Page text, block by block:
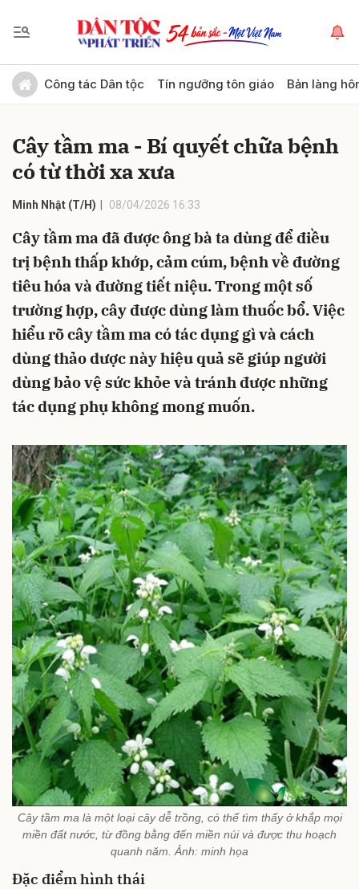
Công tác Dân tộc Tín ngưỡng tôn giáo Bản làng
Cây tầm ma - Bí quyết chữa bệnh
có từ thời xa xưa
Minh Nhật (T/H) 08/04/2026 16:33
Cây tầm ma đã được ông bà ta dùng để điều
trị bệnh thấp khớp, cảm cúm, bệnh về đường
tiêu hóa và đường tiết niệu. Trong một số
trường hợp, cây được dùng làm thuốc bổ. Việc
hiểu rõ cây tầm ma có tác dụng gì và cách
dùng thảo dược này hiệu quả sẽ giúp người
dùng bảo vệ sức khỏe và tránh được những
tác dụng phụ không mong muốn.
Cây tầm ma là một loại cây dễ trồng, có thể tìm thấy ở khắp mọi
miền đất nước, từ đồng bằng đến miền núi và được thu hoạch
quanh năm. Ảnh: minh họa
Đặc điểm hình thái
Gửi bình luận
Hủy Gửi